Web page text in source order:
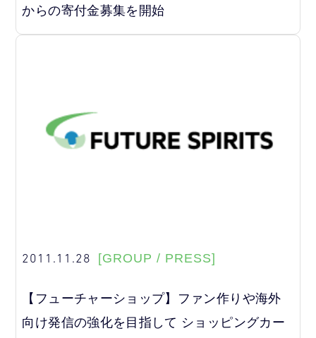
からの寄付金募集を開始
2011.11.28 [GROUP / PRESS]
【フューチャーショップ】ファン作りや海外
向け発信の強化を目指して ショッピングカー